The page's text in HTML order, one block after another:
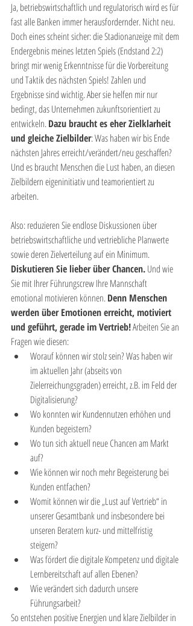
Ja, betriebswirtschaftlich und regulatorisch wird es für
fast alle Banken immer herausfordernder. Nicht neu.
Doch eines scheint sicher: die Stadionanzeige mit dem
Endergebnis meines letzten Spiels (Endstand 2:2)
bringt mir wenig Erkenntnisse für die Vorbereitung
und Taktik des nächsten Spiels! Zahlen und
Ergebnisse sind wichtig. Aber sie helfen mir nur
bedingt, das Unternehmen zukunftsorientiert zu
entwickeln. Dazu braucht es eher Zielklarheit
und gleiche Zielbilder: Was haben wir bis Ende
nächsten Jahres erreicht/verändert/neu geschaffen?
Und es braucht Menschen die Lust haben, an diesen
Zielbildern eigeninitiativ und teamorientiert zu
arbeiten.
Also: reduzieren Sie endlose Diskussionen über
betriebswirtschaftliche und vertriebliche Planwerte
sowie deren Zielverteilung auf ein Minimum.
Diskutieren Sie lieber über Chancen. Und wie
Sie mit Ihrer Führungscrew Ihre Mannschaft
emotional motivieren können. Denn Menschen
werden über Emotionen erreicht, motiviert
und geführt, gerade im Vertrieb! Arbeiten Sie an
Fragen wie diesen:
Worauf können wir stolz sein? Was haben wir
im aktuellen Jahr (abseits von
Zielerreichungsgraden) erreicht, z.B. im Feld der
Digitalisierung?
Wo konnten wir Kundennutzen erhöhen und
Kunden begeistern?
Wo tun sich aktuell neue Chancen am Markt
auf?
Wie können wir noch mehr Begeisterung bei
Kunden entfachen?
Womit können wir die „Lust auf Vertrieb“ in
unserer Gesamtbank und insbesondere bei
unseren Beratern kurz- und mittelfristig
steigern?
Was fördert die digitale Kompetenz und digitale
Lernbereitschaft auf allen Ebenen?
Wie verändert sich dadurch unsere
Führungsarbeit?
So entstehen positive Energien und klare Zielbilder in